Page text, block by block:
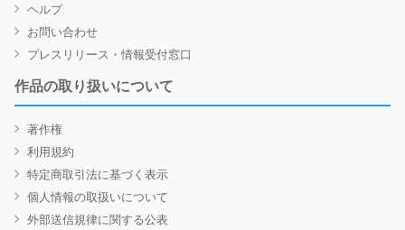
ヘルプ
お問い合わせ
プレスリリース・情報受付窓口
作品の取り扱いについて
著作権
利用規約
特定商取引法に基づく表示
個人情報の取扱いについて
外部送信規律に関する公表